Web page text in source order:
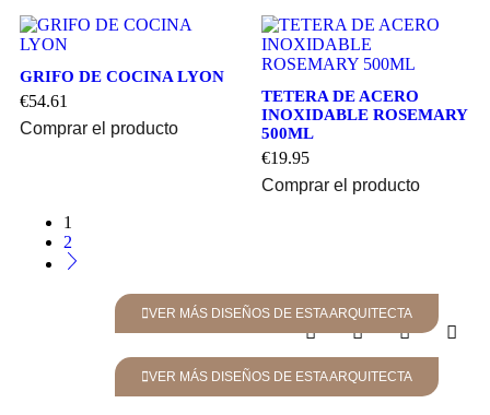
GRIFO DE COCINA LYON
€54.61
Comprar el producto
TETERA DE ACERO
INOXIDABLE ROSEMARY
500ML
€19.95
Comprar el producto
1
2
VER MÁS DISEÑOS DE ESTA ARQUITECTA
VER MÁS DISEÑOS DE ESTA ARQUITECTA